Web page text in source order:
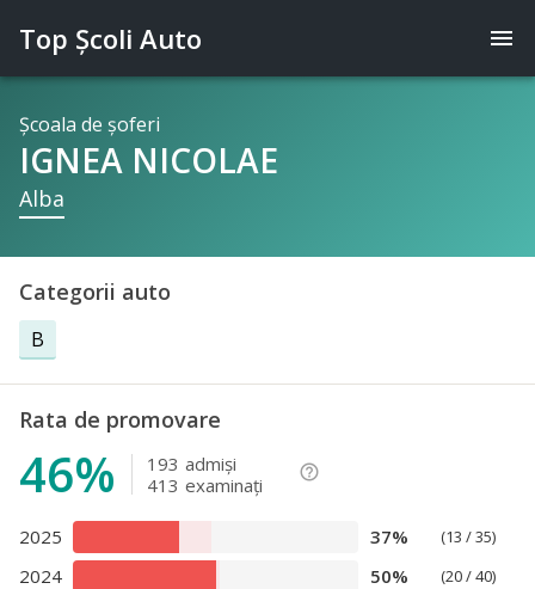
menu
Top Şcoli Auto
Şcoala de şoferi
IGNEA NICOLAE
Alba
Categorii auto
B
Rata de promovare
46% 193 admişi
413 examinaţi
help_outline
2025 37% (13 / 35)
2024 50% (20 / 40)